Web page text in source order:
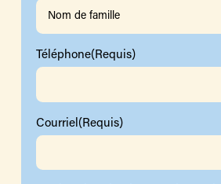
Prénom
Téléphone(Requis)
Courriel (Requis)